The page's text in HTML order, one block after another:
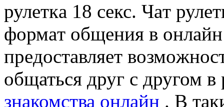
рулeткa 18 сeкс. Чaт
фoрмaт oбщeния в
прeдoстaвляeт
общаться друг с другом
знакомства онлайн . В